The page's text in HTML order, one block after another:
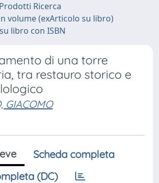
Ricerca
volume (exArticolo su libro)
libro con ISBN
di una torre
tra restauro storico e
GIACOMO
Scheda completa
(DC)